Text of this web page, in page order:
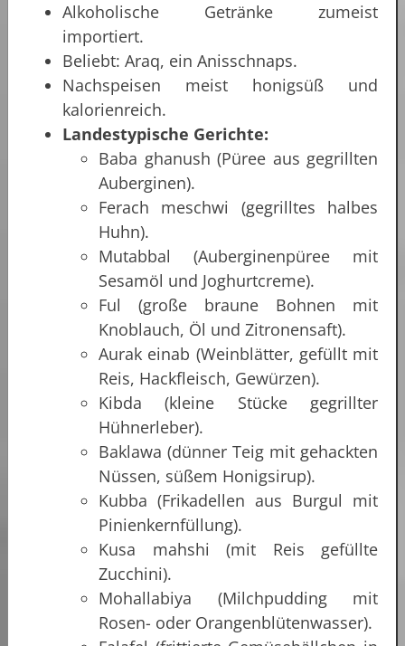
Alkoholische Getränke zumeist
importiert.
Beliebt: Araq, ein Anisschnaps.
Nachspeisen meist honigsüß und
kalorienreich.
Landestypische Gerichte:
Baba ghanush (Püree aus gegrillten
Auberginen).
Ferach meschwi (gegrilltes halbes
Huhn).
Mutabbal (Auberginenpüree mit
Sesamöl und Joghurtcreme).
Ful (große braune Bohnen mit
Knoblauch, Öl und Zitronensaft).
Aurak einab (Weinblätter, gefüllt mit
Reis, Hackfleisch, Gewürzen).
Kibda (kleine Stücke gegrillter
Hühnerleber).
Baklawa (dünner Teig mit gehackten
Nüssen, süßem Honigsirup).
Kubba (Frikadellen aus Burgul mit
Pinienkernfüllung).
Kusa mahshi (mit Reis gefüllte
Zucchini).
Mohallabiya (Milchpudding mit
Rosen- oder Orangenblütenwasser).